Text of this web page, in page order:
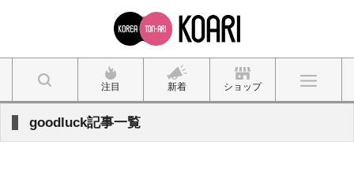
注目 新着 ショップ
goodluck記事一覧